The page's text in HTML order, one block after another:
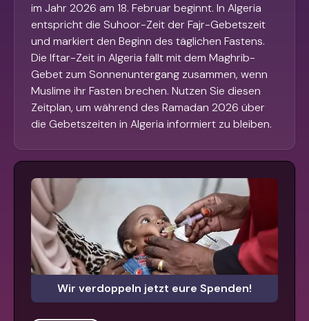
im Jahr 2026 am 18. Februar beginnt. In Algeria
entspricht die Suhoor-Zeit der Fajr-Gebetszeit
und markiert den Beginn des täglichen Fastens.
Die Iftar-Zeit in Algeria fällt mit dem Maghrib-
Gebet zum Sonnenuntergang zusammen, wenn
Muslime ihr Fasten brechen. Nutzen Sie diesen
Zeitplan, um während des Ramadan 2026 über
die Gebetszeiten in Algeria informiert zu bleiben.
Wir verdoppeln jetzt eure Spenden!